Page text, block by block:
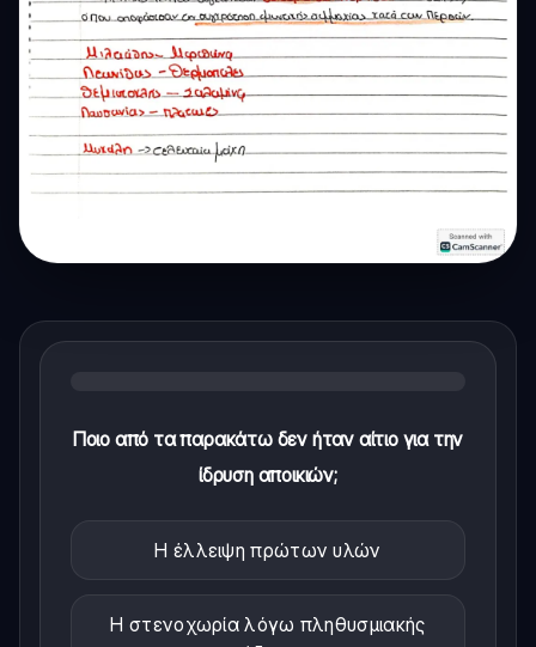
Ποιο από τα παρακάτω δεν ήταν αίτιο για την
ίδρυση αποικιών;
Η έλλειψη πρώτων υλών
Η στενοχωρία λόγω πληθυσμιακής